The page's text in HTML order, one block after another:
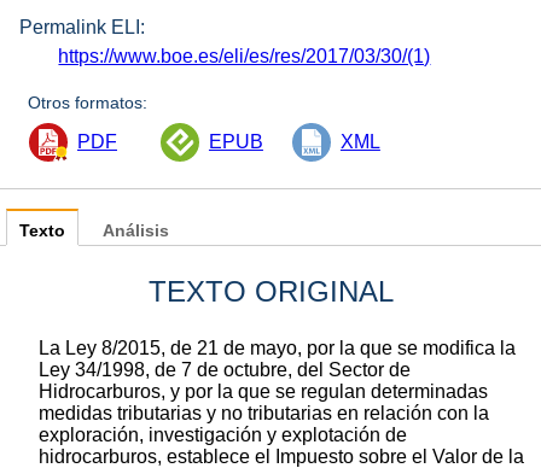
Permalink ELI:
https://www.boe.es/eli/es/res/2017/03/30/(1)
Otros formatos:
PDF EPUB XML
Texto
TEXTO ORIGINAL
La Ley 8/2015, de 21 de mayo, por la que se modifica la
Ley 34/1998, de 7 de octubre, del Sector de
Hidrocarburos, y por la que se regulan determinadas
medidas tributarias y no tributarias en relación con la
exploración, investigación y explotación de
hidrocarburos, establece el Impuesto sobre el Valor de la
Análisis